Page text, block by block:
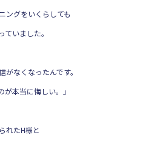
ングをいくらしても
いました。
がなくなったんです。
本当に悔しい。」
れたH様と